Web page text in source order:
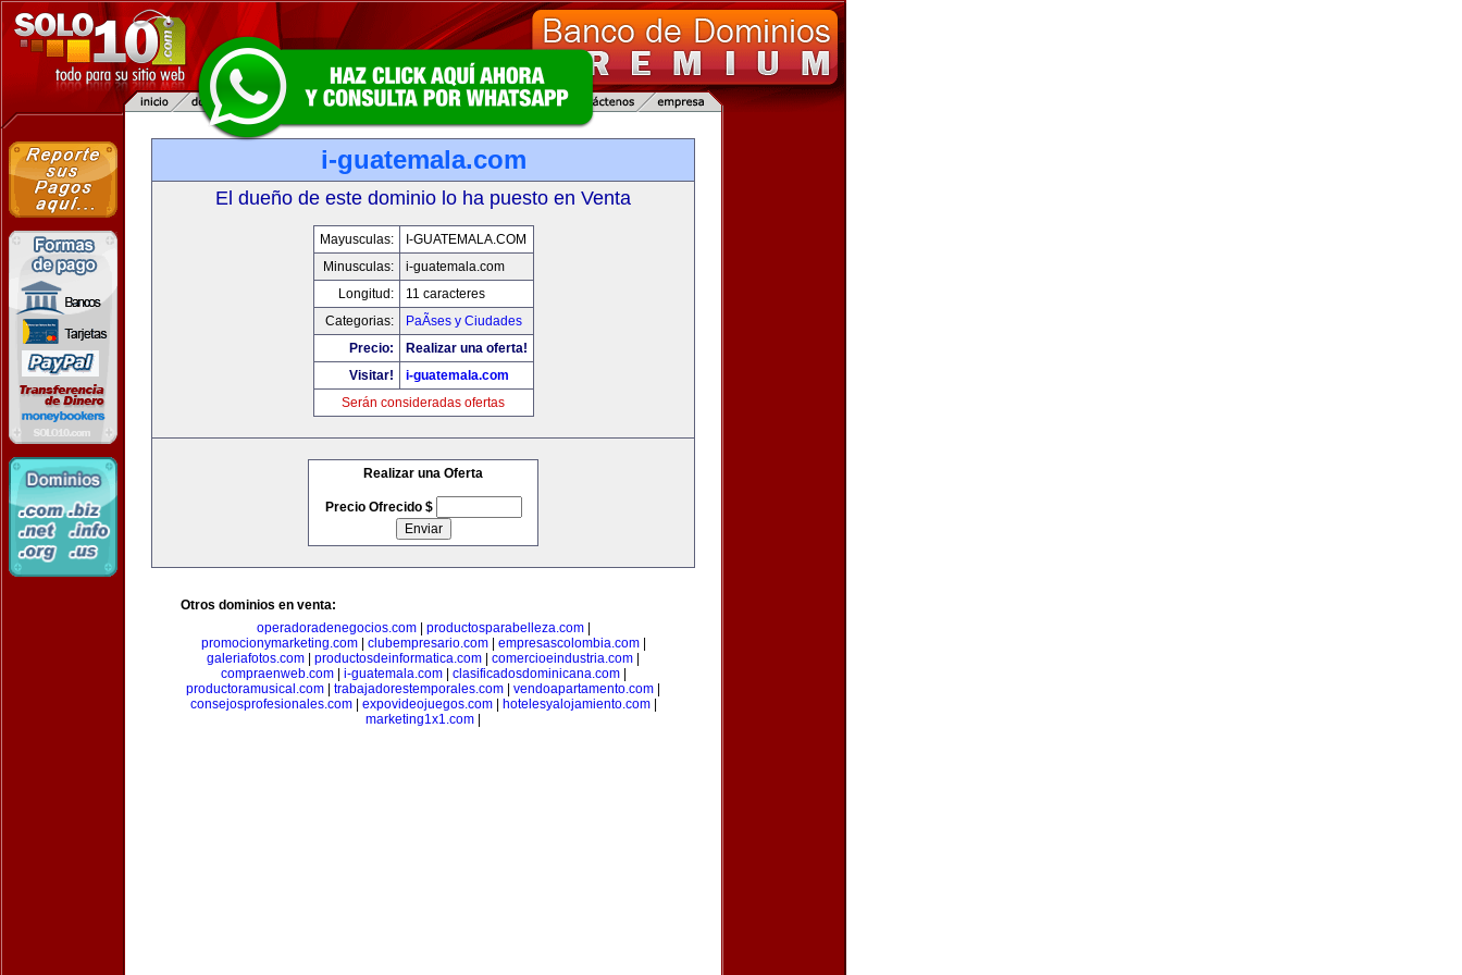
i-guatemala.com
El dueño de este dominio lo ha puesto en Venta
Mayusculas:
I-GUATEMALA.COM
Minusculas:
i-guatemala.com
Longitud:
11 caracteres
Categorias:
PaÃ­ses y Ciudades
Precio:
Realizar una oferta!
Visitar!
i-guatemala.com
Serán consideradas ofertas
Realizar una Oferta
Precio Ofrecido $
Otros dominios en venta:
operadoradenegocios.com| productosparabelleza.com|
promocionymarketing.com| clubempresario.com| empresascolombia.com|
galeriafotos.com
productosdeinformatica.com comercioeindustria.com
compraenweb.com| i-guatemala.com| clasificadosdominicana.com|
productoramusical.com
trabajadorestemporales.com vendoapartamento.com
consejosprofesionales.com| expovideojuegos.com| hotelesyalojamiento.com|
marketing1x1.com